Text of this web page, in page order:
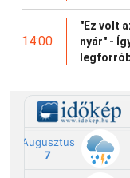
14:00
"Ez volt
nyár" -